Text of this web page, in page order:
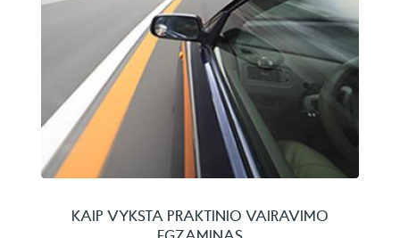
KAIP VYKSTA PRAKTINIO VAIRAVIMO